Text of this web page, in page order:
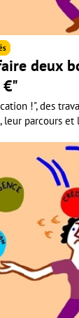
deux
€"
!", des
parcours et